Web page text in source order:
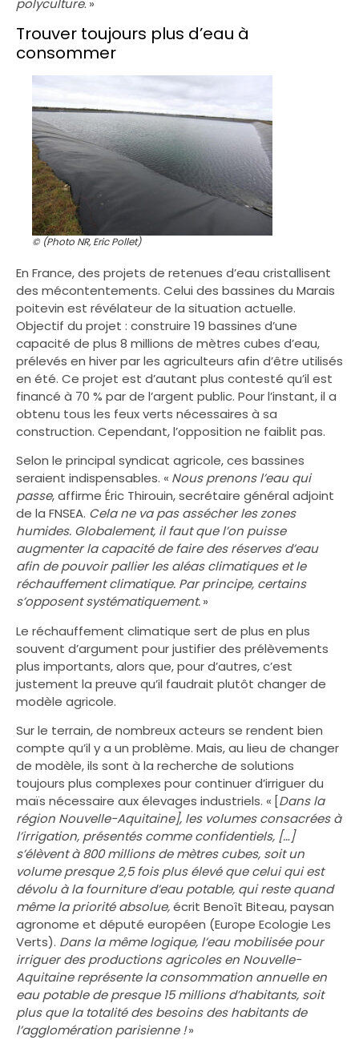
Trouver toujours plus d’eau à
consommer
© (Photo NR, Eric Pollet)
En France, des projets de retenues d’eau cristallisent
des mécontentements. Celui des bassines du Marais
poitevin est révélateur de la situation actuelle.
Objectif du projet : construire 19 bassines d’une
capacité de plus 8 millions de mètres cubes d’eau,
prélevés en hiver par les agriculteurs afin d’être utilisés
en été. Ce projet est d’autant plus contesté qu’il est
financé à 70 % par de l’argent public. Pour l’instant, il a
obtenu tous les feux verts nécessaires à sa
construction. Cependant, l’opposition ne faiblit pas.
Selon le principal syndicat agricole, ces bassines
seraient indispensables. « Nous prenons l’eau qui
passe, affirme Éric Thirouin, secrétaire général adjoint
de la FNSEA. Cela ne va pas assécher les zones
humides. Globalement, il faut que l’on puisse
augmenter la capacité de faire des réserves d’eau
afin de pouvoir pallier les aléas climatiques et le
réchauffement climatique. Par principe, certains
s’opposent systématiquement.»
Le réchauffement climatique sert de plus en plus
souvent d’argument pour justifier des prélèvements
plus importants, alors que, pour d’autres, c’est
justement la preuve qu’il faudrait plutôt changer de
modèle agricole.
Sur le terrain, de nombreux acteurs se rendent bien
compte qu’il y a un problème. Mais, au lieu de changer
de modèle, ils sont à la recherche de solutions
toujours plus complexes pour continuer d’irriguer du
maïs nécessaire aux élevages industriels. « [Dans la
région Nouvelle-Aquitaine], les volumes consacrées à
l’irrigation, présentés comme confidentiels, […]
s’élèvent à 800 millions de mètres cubes, soit un
volume presque 2,5 fois plus élevé que celui qui est
dévolu à la fourniture d’eau potable, qui reste quand
même la priorité absolue,écrit Benoît Biteau, paysan
agronome et député européen (Europe Ecologie Les
Verts). Dans la même logique, l’eau mobilisée pour
irriguer des productions agricoles en Nouvelle-
Aquitaine représente la consommation annuelle en
eau potable de presque 15 millions d’habitants, soit
plus que la totalité des besoins des habitants de
l’agglomération parisienne !»